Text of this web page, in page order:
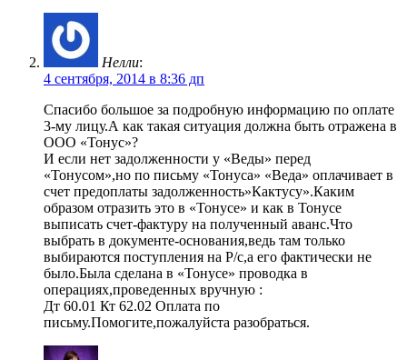
Нелли:
4 сентября, 2014 в 8:36 дп
Спасибо большое за подробную информацию по оплате
3-му лицу.А как такая ситуация должна быть отражена в
ООО «Тонус»?
И если нет задолженности у «Веды» перед
«Тонусом»,но по письму «Тонуса» «Веда» оплачивает в
счет предоплаты задолженность»Кактусу».Каким
образом отразить это в «Тонусе» и как в Тонусе
выписать счет-фактуру на полученный аванс.Что
выбрать в документе-основания,ведь там только
выбираются поступления на Р/с,а его фактически не
было.Была сделана в «Тонусе» проводка в
операциях,проведенных вручную :
Дт 60.01 Кт 62.02 Оплата по
письму.Помогите,пожалуйста разобраться.